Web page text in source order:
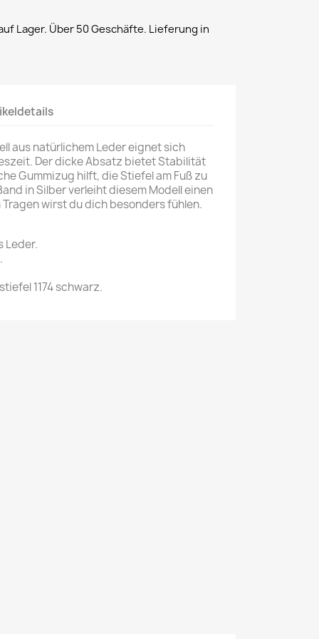
Lager. Über 50 Geschäfte. Lieferung in
aus natürlichem Leder eignet sich
Der dicke Absatz bietet Stabilität
Gummizug hilft, die Stiefel am Fuß zu
in Silber verleiht diesem Modell einen
Tragen wirst du dich besonders fühlen.
Leder.
1174 schwarz.